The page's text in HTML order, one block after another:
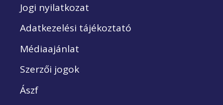
Jogi nyilatkozat
Adatkezelési tájékoztató
Médiaajánlat
Szerzői jogok
Ászf